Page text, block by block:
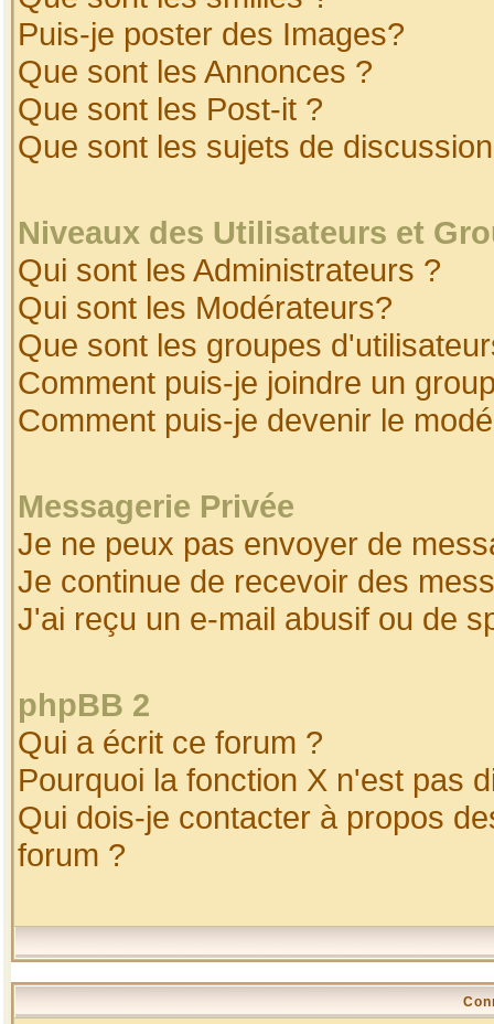
Puis-je poster des Images?
Que sont les Annonces ?
Que sont les Post-it ?
Que sont les sujets de
Niveaux des Utilisateurs et
Qui sont les Administrateurs ?
Qui sont les Modérateurs?
Que sont les groupes
Comment puis-je joindre un
Comment puis-je devenir le
Messagerie Privée
Je ne peux pas envoyer de
Je continue de recevoir des
J'ai reçu un e-mail abusif ou de
phpBB 2
Qui a écrit ce forum ?
Pourquoi la fonction X n'est pas
Qui dois-je contacter à propos
forum ?